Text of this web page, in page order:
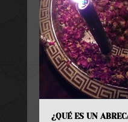
¿QUÉ ES UN